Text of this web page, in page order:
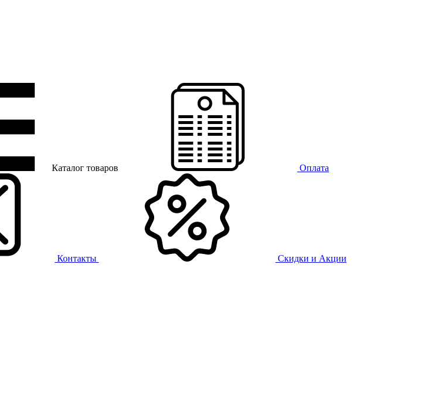
Каталог товаров Оплата
Контакты Скидки и Акции